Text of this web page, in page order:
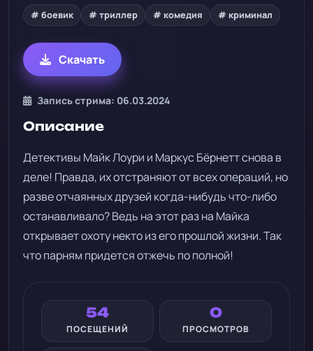
# боевик # триллер # комедия # криминал
Скачать
Запись стрима: 06.03.2024
Описание
Детективы Майк Лоури и Маркус Бёрнетт снова в
деле! Правда, их отстраняют от всех операций, но
разве отчаянных друзей когда-нибудь что-либо
останавливало? Ведь на этот раз на Майка
открывает охоту некто из его прошлой жизни. Так
что парням придется отжечь по полной!
54
ПОСЕЩЕНИЙ
0
ПРОСМОТРОВ